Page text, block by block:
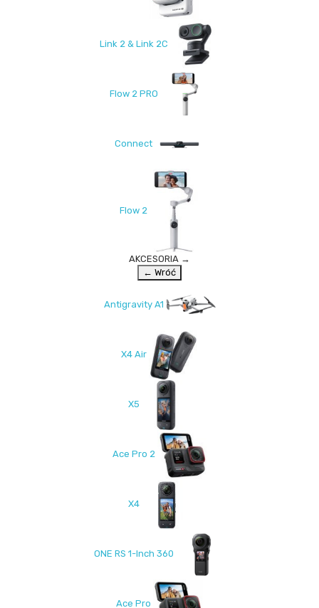
Link 2 & Link 2C
Flow 2 PRO
Connect
Flow 2
AKCESORIA →
← Wróć
Antigravity A1
X4 Air
X5
Ace Pro 2
X4
ONE RS 1-Inch 360
Ace Pro